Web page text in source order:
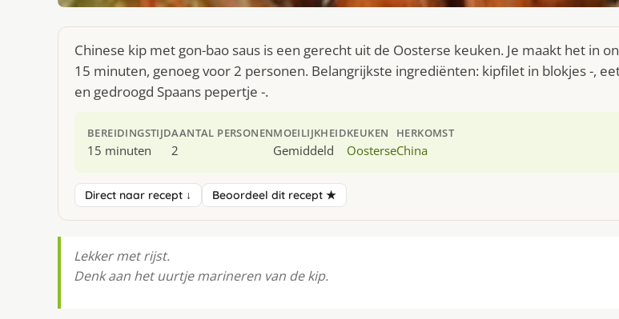
Chinese kip met gon-bao saus is een gerecht uit de Oosterse keuken. Je maakt het in
15 minuten, genoeg voor 2 personen. Belangrijkste ingrediënten: kipfilet in blokjes -,
en gedroogd Spaans pepertje -.
BEREIDINGSTIJD
15 minuten
AANTAL PERSONEN
2
MOEILIJKHEID
Gemiddeld
KEUKEN
Oosterse
HERKOMST
China
Direct naar recept ↓ Beoordeel dit recept ★
Lekker met rijst.
Denk aan het uurtje marineren van de kip.